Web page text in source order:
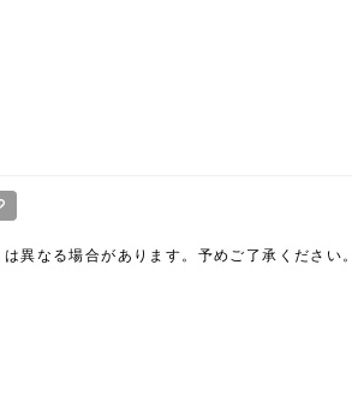
異なる場合があります。予めご了承ください。